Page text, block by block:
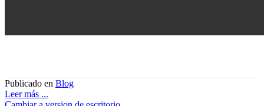
Publicado en Blog
Leer más ...